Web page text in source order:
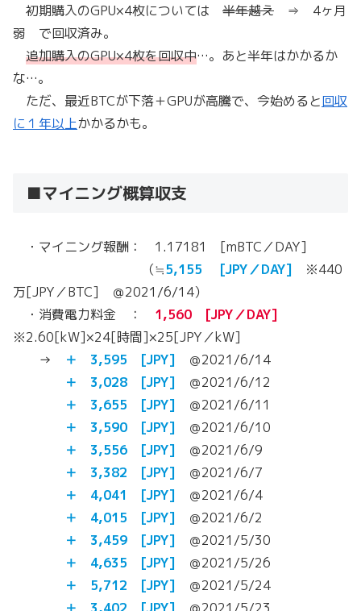
初期購入のGPU×4枚については 半年越え ⇒ 4ヶ月
弱 で回収済み。
追加購入のGPU×4枚を回収中…。あと半年はかかるか
な…。
ただ、最近BTCが下落＋GPUが高騰で、今始めると回収
に１年以上かかるかも。
■マイニング概算収支
・マイニング報酬： 1.17181 [mBTC／DAY]
（≒5,155 [JPY／DAY] ※440
万[JPY／BTC] ＠2021/6/14）
・消費電力料金 ： 1,560 [JPY／DAY]
※2.60[kW]×24[時間]×25[JPY／kW]
→
＋ 3,595 [JPY] ＠2021/6/14
＋ 3,028 [JPY] ＠2021/6/12
＋ 3,655 [JPY] ＠2021/6/11
＋ 3,590 [JPY] ＠2021/6/10
＋ 3,556 [JPY] ＠2021/6/9
＋ 3,382 [JPY] ＠2021/6/7
＋ 4,041 [JPY] ＠2021/6/4
＋ 4,015 [JPY] ＠2021/6/2
＋ 3,459 [JPY] ＠2021/5/30
＋ 4,635 [JPY] ＠2021/5/26
＋ 5,712 [JPY] ＠2021/5/24